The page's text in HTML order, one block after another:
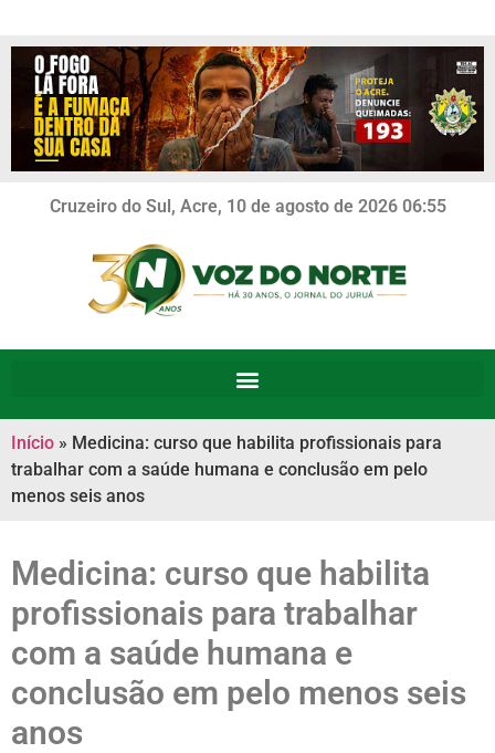
Cruzeiro do Sul, Acre, 10 de agosto de 2026 06:55
Início » Medicina: curso que habilita profissionais para
trabalhar com a saúde humana e conclusão em pelo
menos seis anos
Medicina: curso que habilita
profissionais para trabalhar
com a saúde humana e
conclusão em pelo menos seis
anos